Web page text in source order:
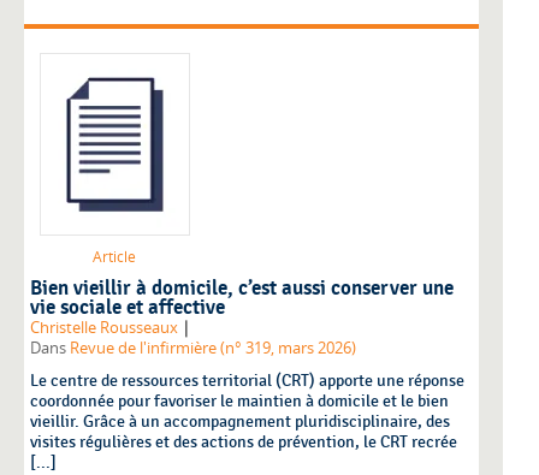
Article
Bien vieillir à domicile, c’est aussi conserver une
vie sociale et affective
Christelle Rousseaux |
Dans Revue de l'infirmière (n° 319, mars 2026)
Le centre de ressources territorial (CRT) apporte une réponse
coordonnée pour favoriser le maintien à domicile et le bien
vieillir. Grâce à un accompagnement pluridisciplinaire, des
visites régulières et des actions de prévention, le CRT recrée
[...]